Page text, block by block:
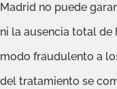
Madrid no puede
ni la ausencia total de
modo fraudulento a
del tratamiento se